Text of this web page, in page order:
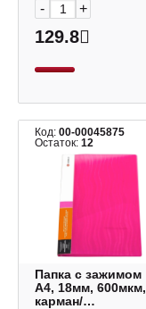
- +
129.8
Код: 00-00045875
Остаток: 12
Папка с зажимом
А4, 18мм, 600мкм,
карман/